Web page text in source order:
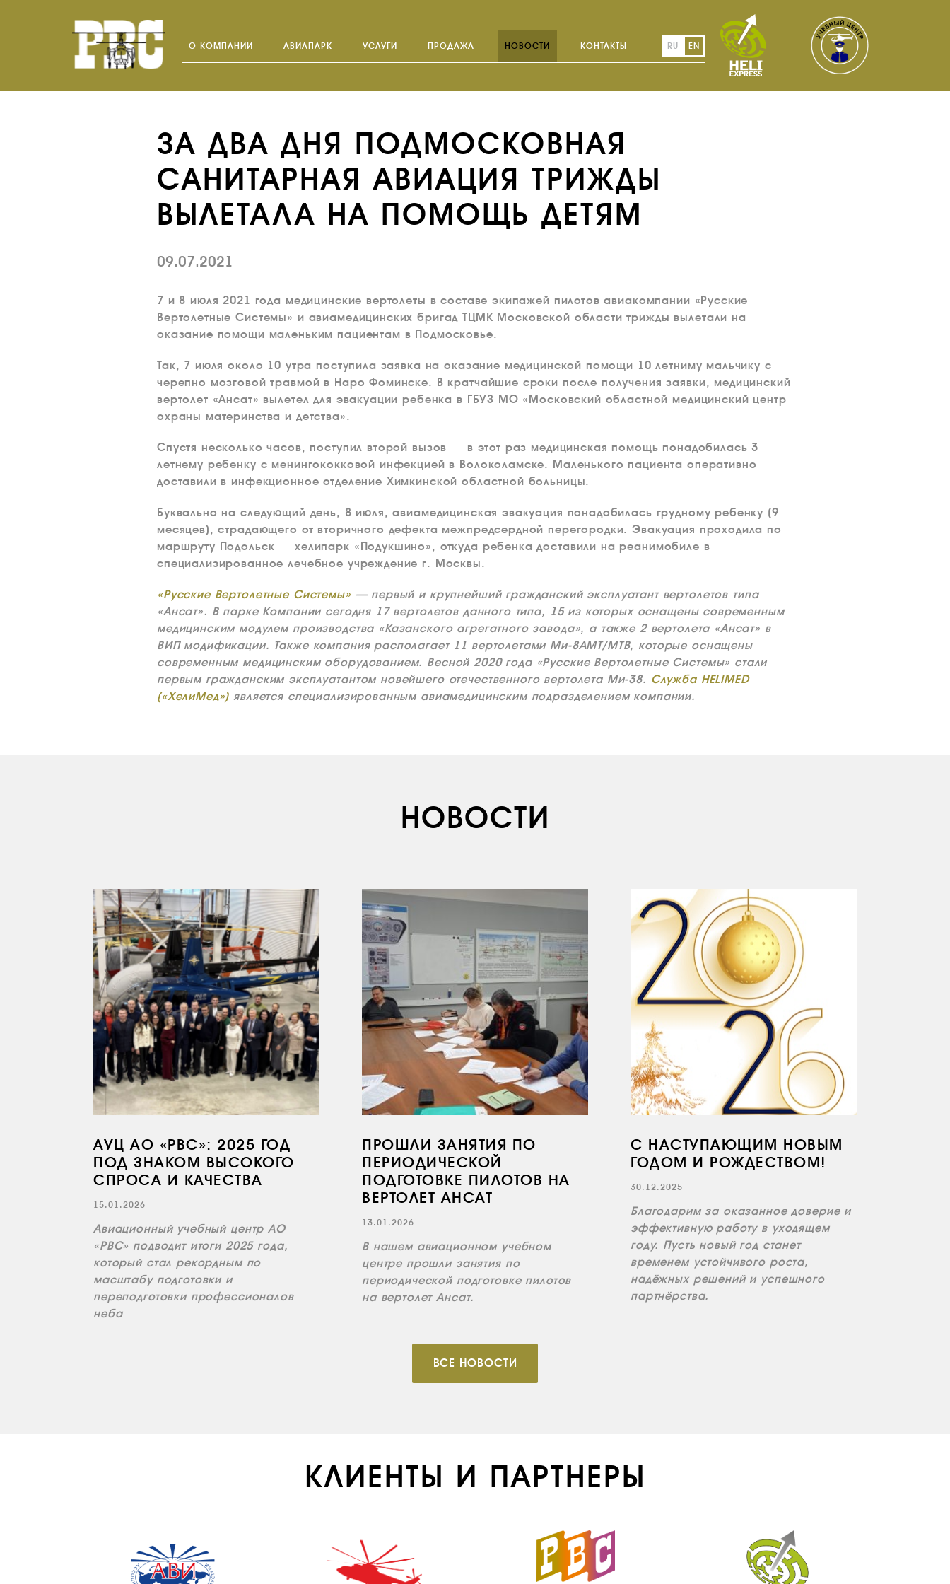
О КОМПАНИИ АВИАПАРК УСЛУГИ ПРОДАЖА НОВОСТИ КОНТАКТЫ RU EN
ЗА ДВА ДНЯ ПОДМОСКОВНАЯ
САНИТАРНАЯ АВИАЦИЯ ТРИЖДЫ
ВЫЛЕТАЛА НА ПОМОЩЬ ДЕТЯМ
09.07.2021
7 и 8 июля 2021 года медицинские вертолеты в составе экипажей пилотов авиакомпании «Русские
Вертолетные Системы» и авиамедицинских бригад ТЦМК Московской области трижды вылетали на
оказание помощи маленьким пациентам в Подмосковье.
Так, 7 июля около 10 утра поступила заявка на оказание медицинской помощи 10-летниму мальчику с
черепно-мозговой травмой в Наро-Фоминске. В кратчайшие сроки после получения заявки, медицинский
вертолет «Ансат» вылетел для эвакуации ребенка в ГБУЗ МО «Московский областной медицинский центр
охраны материнства и детства».
Спустя несколько часов, поступил второй вызов — в этот раз медицинская помощь понадобилась 3-
летнему ребенку с менингококковой инфекцией в Волоколамске. Маленького пациента оперативно
доставили в инфекционное отделение Химкинской областной больницы.
Буквально на следующий день, 8 июля, авиамедицинская эвакуация понадобилась грудному ребенку (9
месяцев), страдающего от вторичного дефекта межпредсердной перегородки. Эвакуация проходила по
маршруту Подольск — хелипарк «Подукшино», откуда ребенка доставили на реанимобиле в
специализированное лечебное учреждение г. Москвы.
«Русские Вертолетные Системы»— первый и крупнейший гражданский эксплуатант вертолетов типа
«Ансат». В парке Компании сегодня 17 вертолетов данного типа, 15 из которых оснащены современным
медицинским модулем производства «Казанского агрегатного завода», а также 2 вертолета «Ансат» в
ВИП модификации. Также компания располагает 11 вертолетами Ми-8АМТ/МТВ, которые оснащены
современным медицинским оборудованием. Весной 2020 года «Русские Вертолетные Системы» стали
первым гражданским эксплуатантом новейшего отечественного вертолета Ми-38. Служба HELIMED
(«ХелиМед») является специализированным авиамедицинским подразделением компании.
НОВОСТИ
АУЦ АО «РВС»: 2025 ГОД
ПОД ЗНАКОМ ВЫСОКОГО
СПРОСА И КАЧЕСТВА
15.01.2026
Авиационный учебный центр АО
«РВС» подводит итоги 2025 года,
который стал рекордным по
масштабу подготовки и
переподготовки профессионалов
неба
ПРОШЛИ ЗАНЯТИЯ ПО
ПЕРИОДИЧЕСКОЙ
ПОДГОТОВКЕ ПИЛОТОВ НА
ВЕРТОЛЕТ АНСАТ
13.01.2026
В нашем авиационном учебном
центре прошли занятия по
периодической подготовке пилотов
на вертолет Ансат.
С НАСТУПАЮЩИМ НОВЫМ
ГОДОМ И РОЖДЕСТВОМ!
30.12.2025
Благодарим за оказанное доверие и
эффективную работу в уходящем
году. Пусть новый год станет
временем устойчивого роста,
надёжных решений и успешного
партнёрства.
ВСЕ НОВОСТИ
КЛИЕНТЫ И ПАРТНЕРЫ